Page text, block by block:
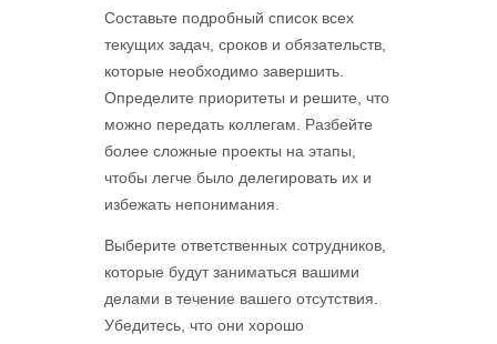
Составьте подробный список всех
текущих задач, сроков и обязательств,
которые необходимо завершить.
Определите приоритеты и решите, что
можно передать коллегам. Разбейте
более сложные проекты на этапы,
чтобы легче было делегировать их и
избежать непонимания.
Выберите ответственных сотрудников,
которые будут заниматься вашими
делами в течение вашего отсутствия.
Убедитесь, что они хорошо